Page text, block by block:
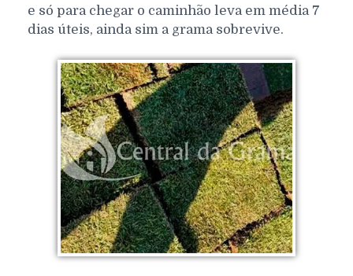
e só para chegar o caminhão leva em média 7
dias úteis, ainda sim a grama sobrevive.